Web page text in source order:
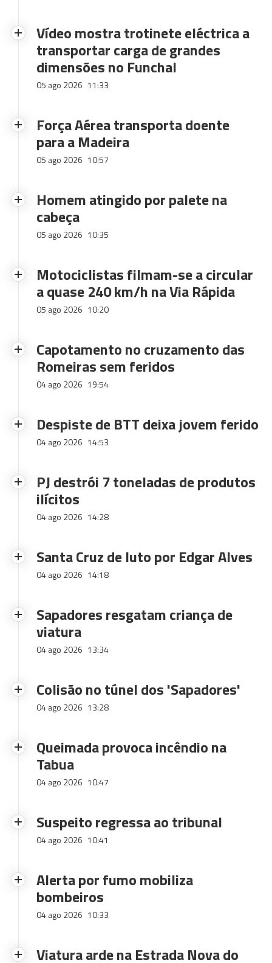
Vídeo mostra trotinete eléctrica a
transportar carga de grandes
dimensões no Funchal
05 ago 2026 11:33
Força Aérea transporta doente
para a Madeira
05 ago 2026 10:57
Homem atingido por palete na
cabeça
05 ago 2026 10:35
Motociclistas filmam-se a circular
a quase 240 km/h na Via Rápida
05 ago 2026 10:20
Capotamento no cruzamento das
Romeiras sem feridos
04 ago 2026 19:54
Despiste de BTT deixa jovem ferido
04 ago 2026 14:53
PJ destrói 7 toneladas de produtos
ilícitos
04 ago 2026 14:28
Santa Cruz de luto por Edgar Alves
04 ago 2026 14:18
Sapadores resgatam criança de
viatura
04 ago 2026 13:34
Colisão no túnel dos 'Sapadores'
04 ago 2026 13:28
Queimada provoca incêndio na
Tabua
04 ago 2026 10:47
Suspeito regressa ao tribunal
04 ago 2026 10:41
Alerta por fumo mobiliza
bombeiros
04 ago 2026 10:33
Viatura arde na Estrada Nova do